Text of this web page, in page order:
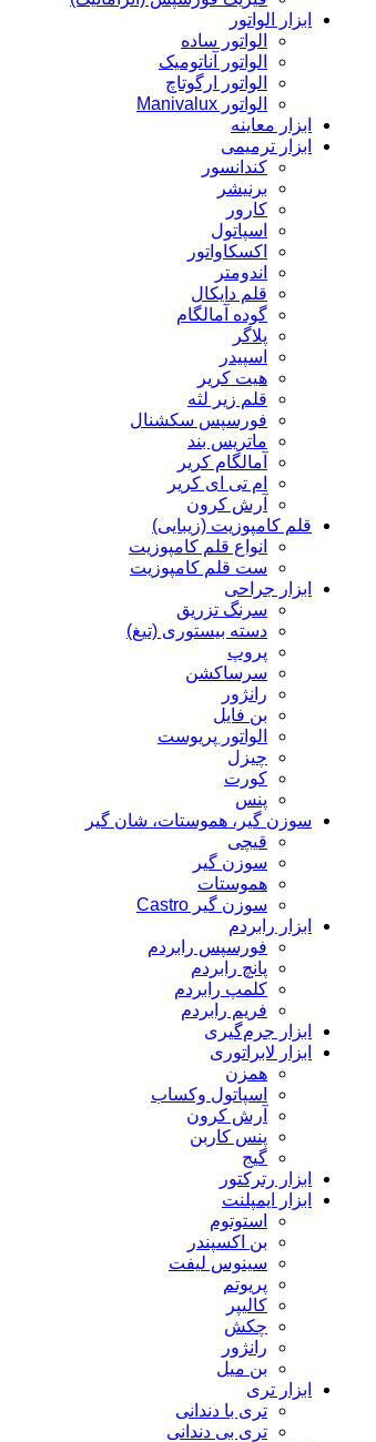
ابزار الواتور
الواتور ساده
الواتور آناتومیک
الواتور ارگوتاچ
الواتور Manivalux
ابزار معاینه
ابزار ترمیمی
کندانسور
برنیشر
کارور
اسپاتول
اکسکاواتور
اندومتر
قلم دایکال
گوده آمالگام
پلاگر
اسپیدر
هیت کریر
قلم زیر لثه
فورسپس سکشنال
ماتریس بند
آمالگام کریر
ام تی ای کریر
آرش کرون
قلم کامپوزیت (زیبایی)
انواع قلم کامپوزیت
ست قلم کامپوزیت
ابزار جراحی
سرنگ تزریق
دسته بیستوری (تیغ)
پروپ
سرساکشن
رانژور
بن فایل
الواتور پریوست
چیزل
کورت
پنس
سوزن گیر، هموستات، شان گیر
قیچی
سوزن گیر
هموستات
سوزن گیر Castro
ابزار رابردم
فورسپس رابردم
پانچ رابردم
کلمپ رابردم
فریم رابردم
ابزار جرم‌گیری
ابزار لابراتوری
همزن
اسپاتول وکساب
آرش کرون
پنس کاربن
گیج
ابزار رترکتور
ابزار ایمپلنت
استوتوم
بن اکسپندر
سینوس لیفت
پریوتم
کالیپر
چکش
رانژور
بن میل
ابزار تری
تری با دندانی
تری بی دندانی